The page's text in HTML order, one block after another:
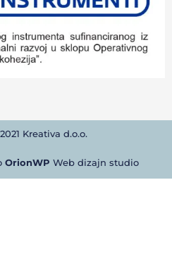
Kreativa d.o.o.
OrionWP Web dizajn studio